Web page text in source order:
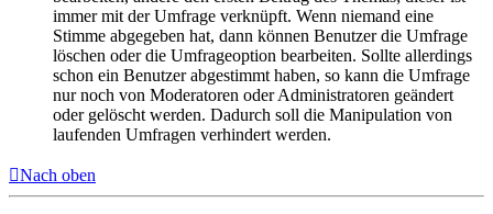
immer mit der Umfrage verknüpft. Wenn niemand eine
Stimme abgegeben hat, dann können Benutzer die Umfrage
löschen oder die Umfrageoption bearbeiten. Sollte allerdings
schon ein Benutzer abgestimmt haben, so kann die Umfrage
nur noch von Moderatoren oder Administratoren geändert
oder gelöscht werden. Dadurch soll die Manipulation von
laufenden Umfragen verhindert werden.
Nach oben